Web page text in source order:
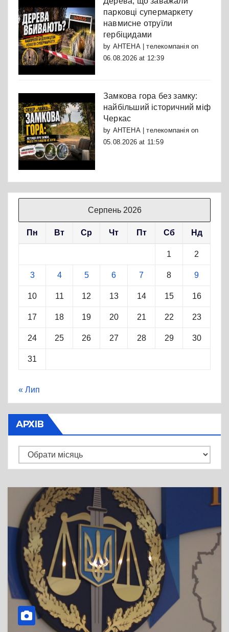
парковці супермаркету
навмисне отруїли
гербіцидами
by АНТЕНА | телекомпаніяon
06.08.2026 at 12:39
Замкова гора без замку:
найбільший історичний міф
Черкас
by АНТЕНА | телекомпаніяon
05.08.2026 at 11:59
Серпень 2026
Пн Вт Ср Чт Пт Сб Нд
1 2
3 4 5 6 7 8 9
10 11 12 13 14 15 16
17 18 19 20 21 22 23
24 25 26 27 28 29 30
31
« Лип
АРХІВ
Архів